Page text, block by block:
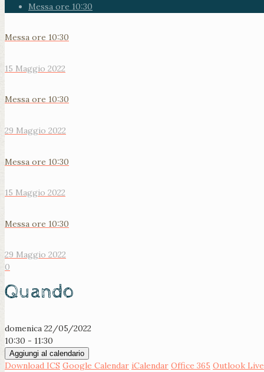
Messa ore 10:30
Messa ore 10:30
15 Maggio 2022
Messa ore 10:30
29 Maggio 2022
Messa ore 10:30
15 Maggio 2022
Messa ore 10:30
29 Maggio 2022
0
Quando
domenica 22/05/2022
10:30 - 11:30
Aggiungi al calendario
Download ICS Google Calendar iCalendar Office 365 Outlook Live